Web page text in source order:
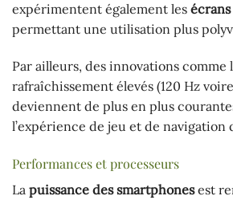
expérimentent également les
permettant une utilisation plus
Par ailleurs, des innovations comme
rafraîchissement élevés (120 Hz
deviennent de plus en plus
l’expérience de jeu et de navigation
Performances et processeurs
La puissance des smartphonesest